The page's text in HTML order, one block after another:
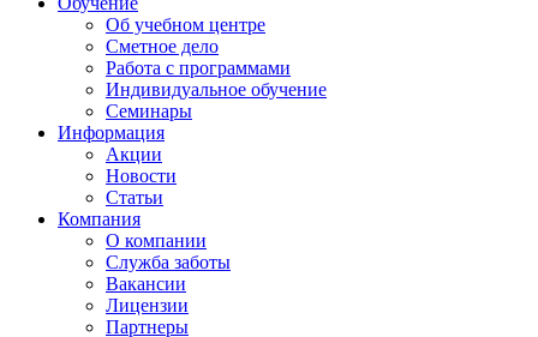
Об учебном центре
Сметное дело
Работа с программами
Индивидуальное обучение
Семинары
Информация
Акции
Новости
Статьи
Компания
О компании
Служба заботы
Вакансии
Лицензии
Партнеры